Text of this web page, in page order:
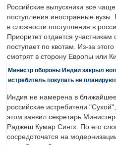
Российские выпускники все
поступления иностранные вузы.
в сложности поступления в
Приоритет отдается
поступает по квотам. Из-за
смотрят в сторону Европы или
Министр обороны Индии закрыл
истребитель покупать не планируют
Индия не намерена в
российские истребители
этом заявил секретарь
Раджеш Кумар Сингх. По его
сосредоточатся на